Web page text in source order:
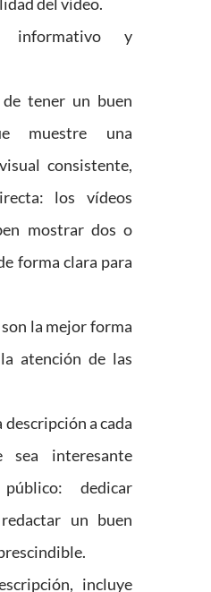
informativo y
de tener un buen
muestre una
consistente,
los vídeos
mostrar dos o
forma clara para
la mejor forma
atención de las
descripción a cada
sea interesante
dedicar
un buen
incluye